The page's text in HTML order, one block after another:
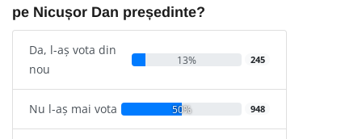
pe Nicușor Dan președinte?
Da, l-aș vota din
nou
13% 245
Nu l-aș mai vota 50% 948